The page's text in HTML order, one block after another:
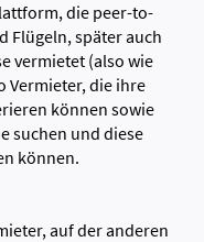
die peer-to-
Flügeln, später auch
vermietet (also wie
Vermieter, die ihre
können sowie
suchen und diese
können.
auf der anderen